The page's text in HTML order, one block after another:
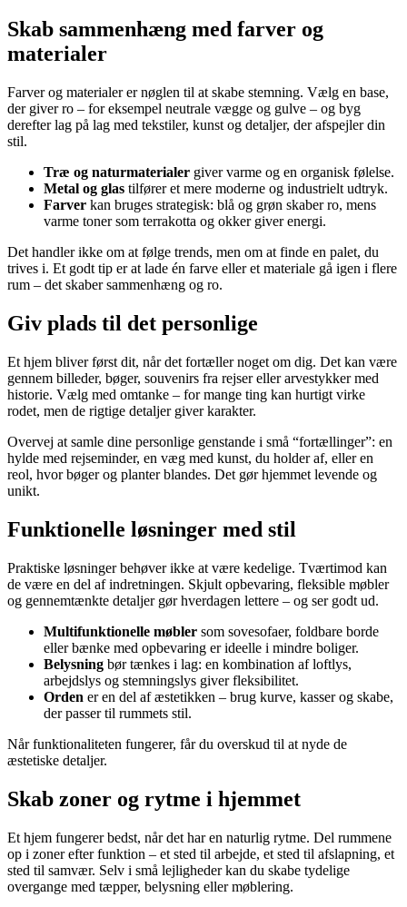
Skab sammenhæng med farver og
materialer
Farver og materialer er nøglen til at skabe stemning. Vælg en base,
der giver ro – for eksempel neutrale vægge og gulve – og byg
derefter lag på lag med tekstiler, kunst og detaljer, der afspejler din
stil.
Træ og naturmaterialer giver varme og en organisk følelse.
Metal og glas tilfører et mere moderne og industrielt udtryk.
Farver kan bruges strategisk: blå og grøn skaber ro, mens
varme toner som terrakotta og okker giver energi.
Det handler ikke om at følge trends, men om at finde en palet, du
trives i. Et godt tip er at lade én farve eller et materiale gå igen i flere
rum – det skaber sammenhæng og ro.
Giv plads til det personlige
Et hjem bliver først dit, når det fortæller noget om dig. Det kan være
gennem billeder, bøger, souvenirs fra rejser eller arvestykker med
historie. Vælg med omtanke – for mange ting kan hurtigt virke
rodet, men de rigtige detaljer giver karakter.
Overvej at samle dine personlige genstande i små “fortællinger”: en
hylde med rejseminder, en væg med kunst, du holder af, eller en
reol, hvor bøger og planter blandes. Det gør hjemmet levende og
unikt.
Funktionelle løsninger med stil
Praktiske løsninger behøver ikke at være kedelige. Tværtimod kan
de være en del af indretningen. Skjult opbevaring, fleksible møbler
og gennemtænkte detaljer gør hverdagen lettere – og ser godt ud.
Multifunktionelle møbler som sovesofaer, foldbare borde
eller bænke med opbevaring er ideelle i mindre boliger.
Belysning bør tænkes i lag: en kombination af loftlys,
arbejdslys og stemningslys giver fleksibilitet.
Orden er en del af æstetikken – brug kurve, kasser og skabe,
der passer til rummets stil.
Når funktionaliteten fungerer, får du overskud til at nyde de
æstetiske detaljer.
Skab zoner og rytme i hjemmet
Et hjem fungerer bedst, når det har en naturlig rytme. Del rummene
op i zoner efter funktion – et sted til arbejde, et sted til afslapning, et
sted til samvær. Selv i små lejligheder kan du skabe tydelige
overgange med tæpper, belysning eller møblering.